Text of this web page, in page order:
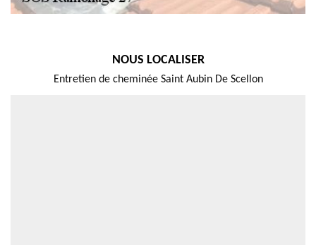
NOUS LOCALISER
Entretien de cheminée Saint Aubin De Scellon